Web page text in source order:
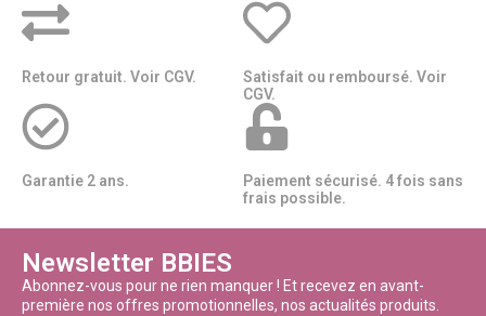
Retour gratuit. Voir CGV.
Satisfait ou remboursé. Voir
CGV.
Garantie 2 ans.
Paiement sécurisé. 4 fois sans
frais possible.
Newsletter BBIES
Abonnez-vous pour ne rien manquer ! Et recevez en avant-
première nos offres promotionnelles, nos actualités produits.